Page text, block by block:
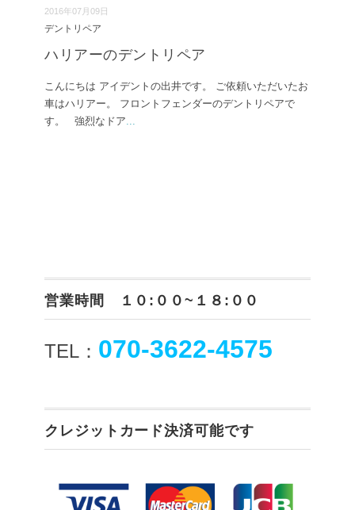
2016年07月09日
デントリペア
ハリアーのデントリペア
こんにちは アイデントの出井です。 ご依頼いただいたお
車はハリアー。 フロントフェンダーのデントリペアで
す。 強烈なドア...
営業時間 １０:００~１８:００
TEL： 070-3622-4575
クレジットカード決済可能です